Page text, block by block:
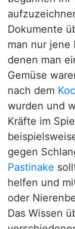
Dokumente
man nur jene
denen man
Gemüse
nach dem
wurden und
Kräfte im
gegen
Pastinake
helfen und
oder
Das Wissen